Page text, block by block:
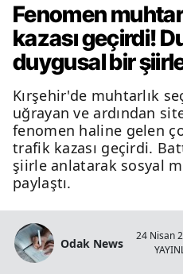
Fenomen
kazası geçirdi!
duygusal bir
Kırşehir'de muhtarlık
uğrayan ve ardından
fenomen haline gelen
trafik kazası geçirdi.
şiirle anlatarak sosyal
paylaştı.
Odak News
24 Nisan